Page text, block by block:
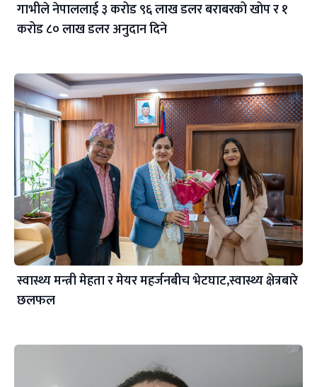
गाभीले नेपाललाई ३ करोड ९६ लाख डलर बराबरको खोप र १
करोड ८० लाख डलर अनुदान दिने
स्वास्थ्य मन्त्री मेहता र मेयर महर्जनबीच भेटघाट,स्वास्थ्य क्षेत्रबारे
छलफल